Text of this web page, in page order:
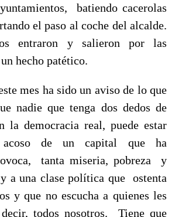
batiendo cacerolas
el paso al coche del alcalde.
entraron y salieron por las
hecho patético.
mes ha sido un aviso de lo que
nadie que tenga dos dedos de
la democracia real, puede estar
de un capital que ha
tanta miseria, pobreza y
a una clase política que ostenta
y que no escucha a quienes les
todos nosotros. Tiene que